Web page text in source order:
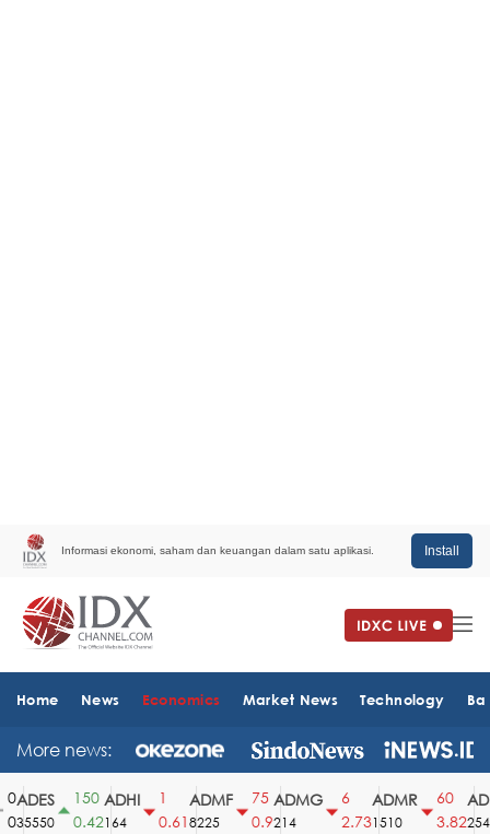
Informasi ekonomi, saham dan keuangan dalam satu aplikasi. Install
Home News Economics Market News Technology
More news:
ADES
35550
150
0.42
ADHI
164
0.61
ADMF
8225
75
0.9
ADMG
214
2.73
ADMR
1510
60
3.822540